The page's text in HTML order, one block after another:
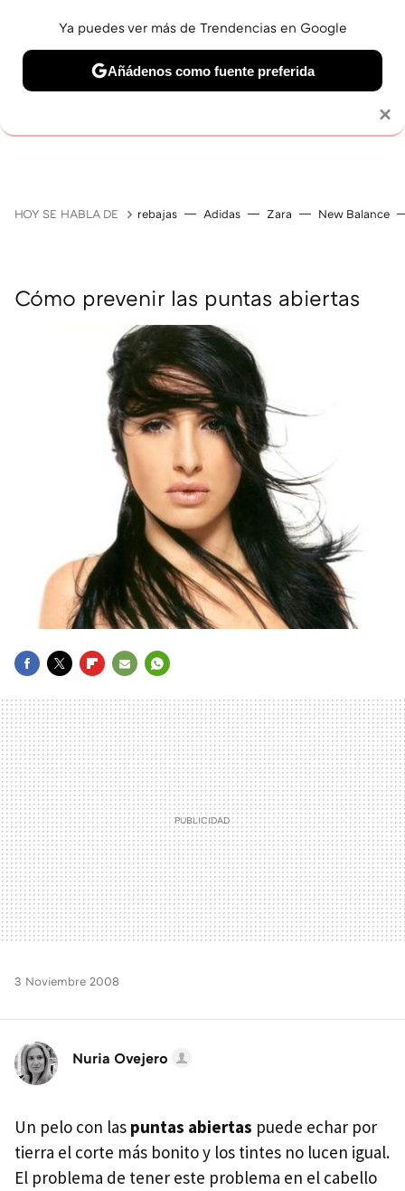
HOY SE HABLA DE rebajas Adidas Zara New Balance
Cómo prevenir las puntas abiertas
MAIL
3 Noviembre 2008
Nuria Ovejero
Un pelo con las puntas abiertas puede echar por
tierra el corte más bonito y los tintes no lucen igual.
El problema de tener este problema en el cabello
×
Ya puedes ver más de Trendencias en Google
Añádenos como fuente preferida